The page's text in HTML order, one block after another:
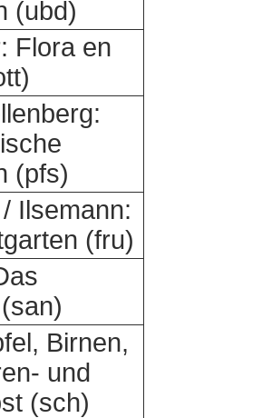
(ubd)
Flora en
(pfs)
Ilsemann:
(fru)
Birnen,
und
(sch)